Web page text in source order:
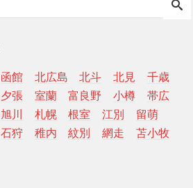
函館 北広島 北斗 北見
千歳
夕張 室蘭 富良野 小樽
帯広
旭川 札幌 根室 江別
留萌
石狩 稚内 紋別 網走
苫小牧